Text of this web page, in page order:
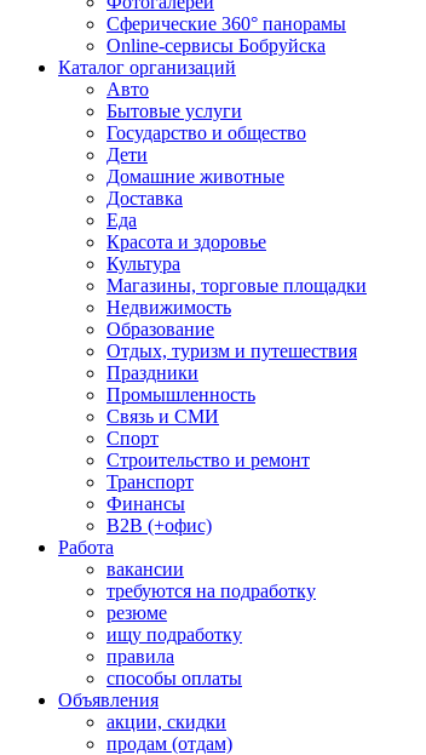
Сферические 360° панорамы
Online-сервисы Бобруйска
Каталог организаций
Авто
Бытовые услуги
Государство и общество
Дети
Домашние животные
Доставка
Еда
Красота и здоровье
Культура
Магазины, торговые площадки
Недвижимость
Образование
Отдых, туризм и путешествия
Праздники
Промышленность
Связь и СМИ
Спорт
Строительство и ремонт
Транспорт
Финансы
B2B (+офис)
Работа
вакансии
требуются на подработку
резюме
ищу подработку
правила
способы оплаты
Объявления
акции, скидки
продам (отдам)